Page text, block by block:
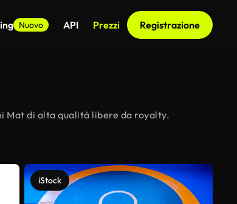
Nuovo API Prezzi Registrazione
Mat di alta qualità libere da royalty.
iStock